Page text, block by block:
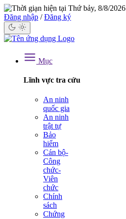
Thứ bảy, 8/8/2026
Đăng nhập / Đăng ký
Mục
Lĩnh vực tra cứu
An ninh
quốc gia
An ninh
trật tự
Bảo
hiểm
Cán bộ-
Công
chức-
Viên
chức
Chính
sách
Chứng